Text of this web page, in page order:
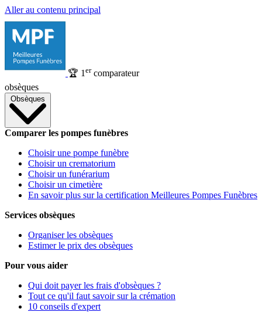
Aller au contenu principal
🏆 1 ercomparateur
obsèques
Obsèques
Comparer les pompes funèbres
Choisir une pompe funèbre
Choisir un crematorium
Choisir un funérarium
Choisir un cimetière
En savoir plus sur la certification Meilleures Pompes Funèbres
Services obsèques
Organiser les obsèques
Estimer le prix des obsèques
Pour vous aider
Qui doit payer les frais d'obsèques ?
Tout ce qu'il faut savoir sur la crémation
10 conseils d'expert